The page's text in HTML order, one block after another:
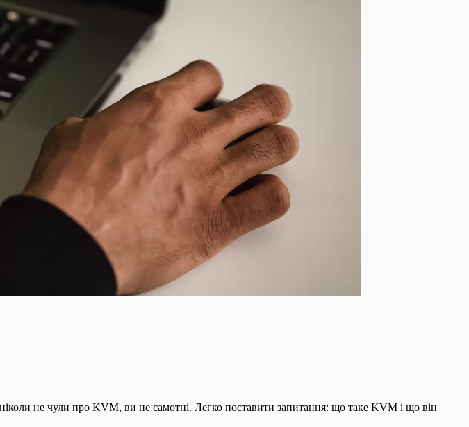
не чули про KVM, ви не самотні. Легко поставити запитання: що таке KVM і що він